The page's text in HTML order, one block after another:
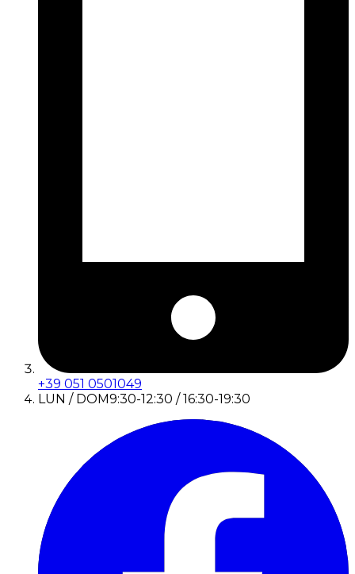
+39 051 0501049
LUN / DOM9:30-12:30 / 16:30-19:30